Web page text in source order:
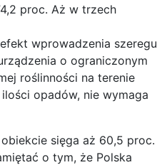
proc. Aż w trzech
wprowadzenia szeregu
o ograniczonym
roślinności na terenie
opadów, nie wymaga
sięga aż 60,5 proc.
o tym, że Polska